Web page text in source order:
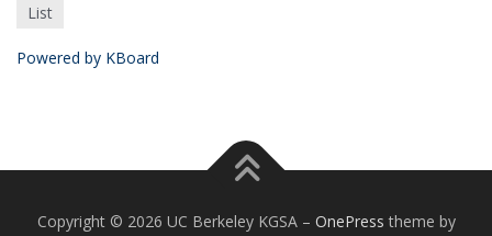
List
Powered by KBoard
Copyright © 2026 UC Berkeley KGSA – OnePress theme by